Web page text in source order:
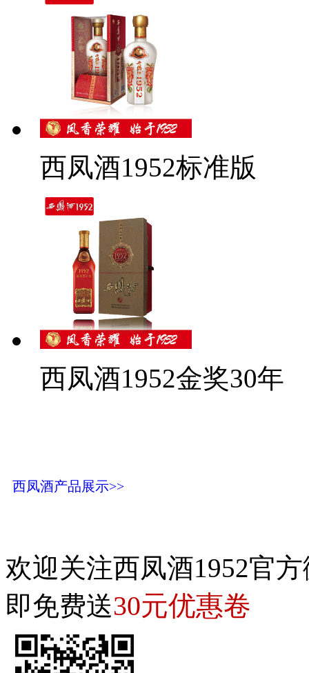
西凤酒1952标准版
西凤酒1952金奖30年
西凤酒产品展示>>
欢迎关注西凤酒1952官
即免费送30元优惠卷